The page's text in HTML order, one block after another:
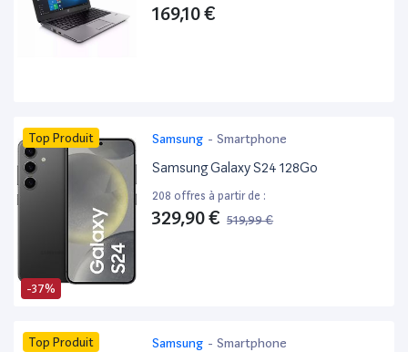
169,10 €
-37%
Top Produit Samsung - Smartphone
Samsung Galaxy S24 128Go
208 offres à partir de :
329,90 € 519,99 €
Top Produit Samsung - Smartphone